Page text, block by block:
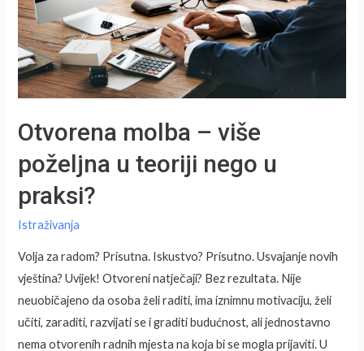
Otvorena molba – više
poželjna u teoriji nego u
praksi?
Istraživanja
Volja za radom? Prisutna. Iskustvo? Prisutno. Usvajanje novih
vještina? Uvijek! Otvoreni natječaji? Bez rezultata. Nije
neuobičajeno da osoba želi raditi, ima iznimnu motivaciju, želi
učiti, zaraditi, razvijati se i graditi budućnost, ali jednostavno
nema otvorenih radnih mjesta na koja bi se mogla prijaviti. U